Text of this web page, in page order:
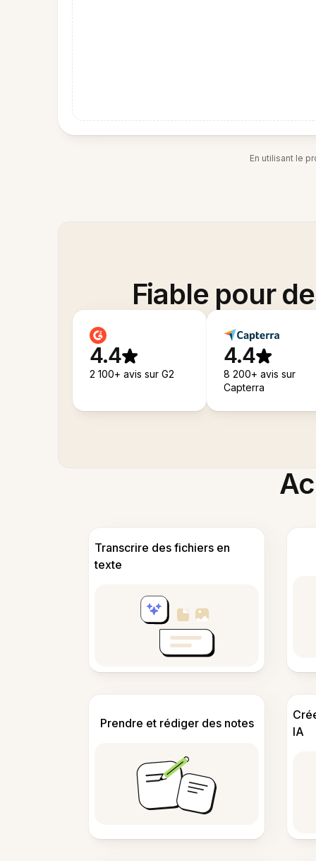
En utilisant le
Fiable pour
4.4
2 100+ avis sur G2
4.4
8 200+ avis sur
Capterra
Transcrire des fichiers en
texte
Prendre et rédiger des notes
IA